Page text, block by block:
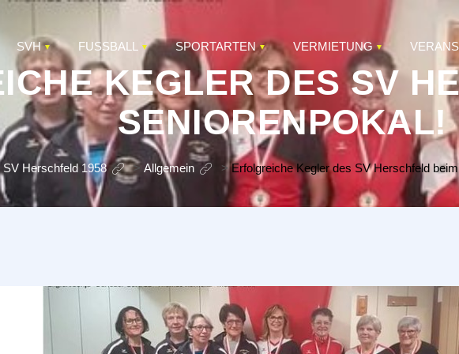
SVH FUSSBALL SPORTARTEN VERMIETUNG
KEGLER DES SV
SENIORENPOKAL!
SV Herschfeld 1958 > Allgemein >Erfolgreiche Kegler des SV Herschfeld